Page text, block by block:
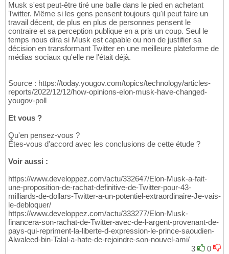
Musk s'est peut-être tiré une balle dans le pied en achetant
Twitter. Même si les gens pensent toujours qu'il peut faire un
travail décent, de plus en plus de personnes pensent le
contraire et sa perception publique en a pris un coup. Seul le
temps nous dira si Musk est capable ou non de justifier sa
décision en transformant Twitter en une meilleure plateforme de
médias sociaux qu'elle ne l'était déjà.
Source : https://today.yougov.com/topics/technology/articles-
reports/2022/12/12/how-opinions-elon-musk-have-changed-
yougov-poll
Et vous ?
Qu'en pensez-vous ?
Êtes-vous d'accord avec les conclusions de cette étude ?
Voir aussi :
https://www.developpez.com/actu/332647/Elon-Musk-a-fait-
une-proposition-de-rachat-definitive-de-Twitter-pour-43-
milliards-de-dollars-Twitter-a-un-potentiel-extraordinaire-Je-vais-
le-debloquer/
https://www.developpez.com/actu/333277/Elon-Musk-
financera-son-rachat-de-Twitter-avec-de-l-argent-provenant-de-
pays-qui-repriment-la-liberte-d-expression-le-prince-saoudien-
Alwaleed-bin-Talal-a-hate-de-rejoindre-son-nouvel-ami/
3
0